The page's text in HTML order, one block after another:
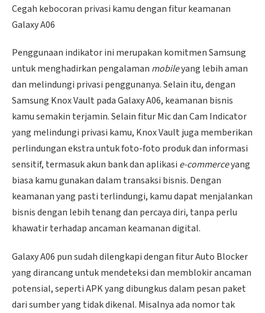
Cegah kebocoran privasi kamu dengan fitur keamanan
Galaxy A06
Penggunaan indikator ini merupakan komitmen Samsung
untuk menghadirkan pengalaman mobileyang lebih aman
dan melindungi privasi penggunanya. Selain itu, dengan
Samsung Knox Vault pada Galaxy A06, keamanan bisnis
kamu semakin terjamin. Selain fitur Mic dan Cam Indicator
yang melindungi privasi kamu, Knox Vault juga memberikan
perlindungan ekstra untuk foto-foto produk dan informasi
sensitif, termasuk akun bank dan aplikasi e-commerceyang
biasa kamu gunakan dalam transaksi bisnis. Dengan
keamanan yang pasti terlindungi, kamu dapat menjalankan
bisnis dengan lebih tenang dan percaya diri, tanpa perlu
khawatir terhadap ancaman keamanan digital.
Galaxy A06 pun sudah dilengkapi dengan fitur Auto Blocker
yang dirancang untuk mendeteksi dan memblokir ancaman
potensial, seperti APK yang dibungkus dalam pesan paket
dari sumber yang tidak dikenal. Misalnya ada nomor tak